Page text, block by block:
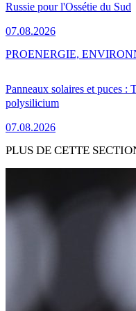
Russie pour l'Ossétie du Sud
07.08.2026
Panneaux solaires et puces :
polysilicium
07.08.2026
PROENERGIE,
PLUS DE CETTE